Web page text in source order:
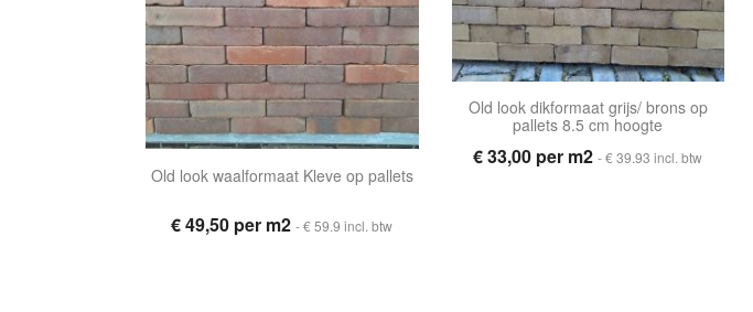
Old look waalformaat Kleve op pallets
€ 49,50 per m2- € 59.9 incl. btw
Old look dikformaat grijs/ brons op
pallets 8.5 cm hoogte
€ 33,00 per m2- € 39.93 incl. btw